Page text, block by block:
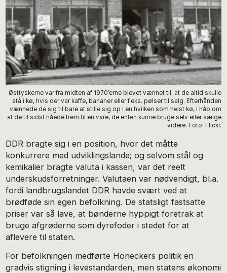
Østtyskerne var fra midten af 1970’erne blevet vænnet til, at de altid skulle
stå i kø, hvis der var kaffe, bananer eller f.eks. pølser til salg. Efterhånden
vænnede de sig til bare at stille sig op i en hvilken som helst kø, i håb om
at de til sidst nåede frem til en vare, de enten kunne bruge selv eller sælge
videre. Foto: Flickr.
DDR bragte sig i en position, hvor det måtte
konkurrere med udviklingslande; og selvom stål og
kemikalier bragte valuta i kassen, var det reelt
underskudsforretninger. Valutaen var nødvendigt, bl.a.
fordi landbrugslandet DDR havde svært ved at
brødføde sin egen befolkning. De statsligt fastsatte
priser var så lave, at bønderne hyppigt foretrak at
bruge afgrøderne som dyrefoder i stedet for at
aflevere til staten.
For befolkningen medførte Honeckers politik en
gradvis stigning i levestandarden, men statens økonomi